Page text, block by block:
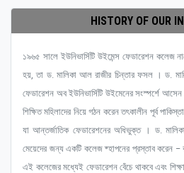
HISTORY OF OUR
১৯৬৫ সালে ইউনিভার্সিটি উইমেন্স ফেডারেশন কলেজ
হয়, তা ড. মালিকা আল রাজীর চিন্তার ফসল । ড.
ফেডারেশন অব ইউনিভার্সিটি উইমেনের সংস্পর্শে আসেন
শিক্ষিত মহিলাদের নিয়ে গঠন করেন তৎকালীন পূর্ব
যা আন্তর্জাতিক ফেডারেশনের অধিভুক্ত । ড.
মেয়েদের জন্য একটি কলেজ ষ্হাপনের প্রস্তাব করেন –
এই কলেজের মধ্যেই ফেডারেশন বেঁচে থাকবে এবং